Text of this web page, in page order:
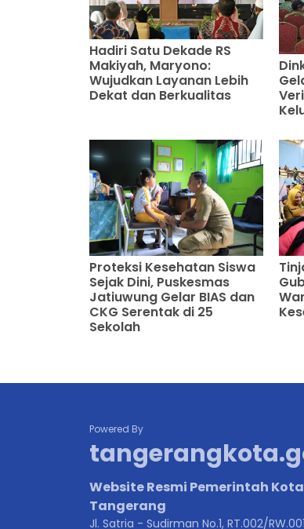
Hadiri Satu Dekade RS
Makiyah, Maryono:
Wujudkan Layanan Lebih
Dekat dan Berkualitas
Proteksi Kesehatan Siswa
Sejak Dini, Puskesmas
Jatiuwung Gelar BIAS dan
CKG Serentak di 25
Sekolah
Powered By
Website Resmi Pemerintah Kota
Tangerang
Jl. Satria - Sudirman No.1, RT.002/